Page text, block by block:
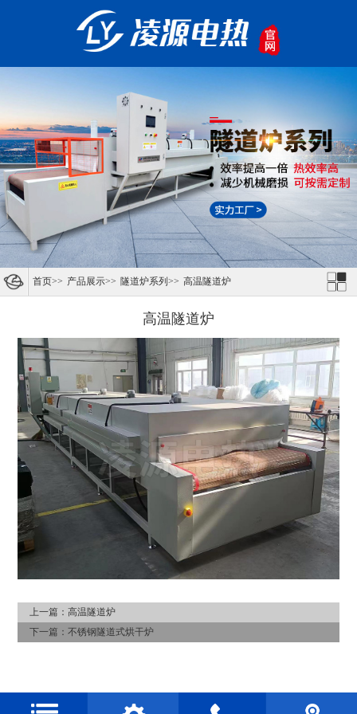
首页>> 产品展示>> 隧道炉系列 >> 高温隧道炉
高温隧道炉
上一篇：高温隧道炉
下一篇：不锈钢隧道式烘干炉